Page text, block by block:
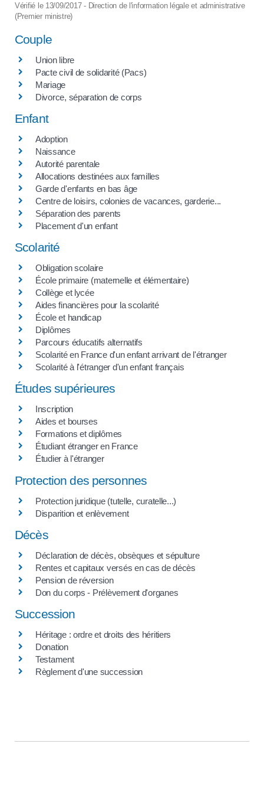
Vérifié le 13/09/2017 - Direction de l'information légale et administrative
(Premier ministre)
Couple
Union libre
Pacte civil de solidarité (Pacs)
Mariage
Divorce, séparation de corps
Enfant
Adoption
Naissance
Autorité parentale
Allocations destinées aux familles
Garde d'enfants en bas âge
Centre de loisirs, colonies de vacances, garderie...
Séparation des parents
Placement d'un enfant
Scolarité
Obligation scolaire
École primaire (maternelle et élémentaire)
Collège et lycée
Aides financières pour la scolarité
École et handicap
Diplômes
Parcours éducatifs alternatifs
Scolarité en France d'un enfant arrivant de l'étranger
Scolarité à l'étranger d'un enfant français
Études supérieures
Inscription
Aides et bourses
Formations et diplômes
Étudiant étranger en France
Étudier à l'étranger
Protection des personnes
Protection juridique (tutelle, curatelle...)
Disparition et enlèvement
Décès
Déclaration de décès, obsèques et sépulture
Rentes et capitaux versés en cas de décès
Pension de réversion
Don du corps - Prélèvement d'organes
Succession
Héritage : ordre et droits des héritiers
Donation
Testament
Règlement d'une succession